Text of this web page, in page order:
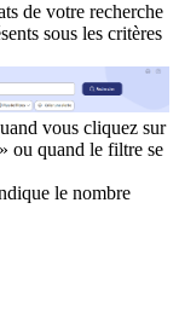
de votre recherche
sous les critères
vous cliquez sur
quand le filtre se
le nombre